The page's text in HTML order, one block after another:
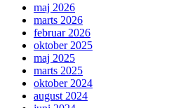
maj 2026
marts 2026
februar 2026
oktober 2025
maj 2025
marts 2025
oktober 2024
august 2024